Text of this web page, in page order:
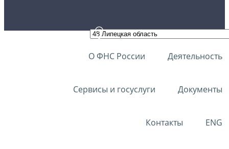
О ФНС России Деятельность
Сервисы и госуслуги Документы
Контакты ENG